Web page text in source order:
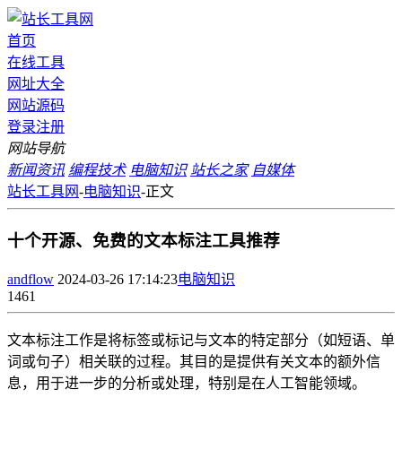
首页
在线工具
网址大全
网站源码
登录注册
网站导航
新闻资讯 编程技术 电脑知识 站长之家 自媒体
站长工具网-电脑知识-正文
十个开源、免费的文本标注工具推荐
andflow 2024-03-26 17:14:23电脑知识
1461
文本标注工作是将标签或标记与文本的特定部分（如短语、单
词或句子）相关联的过程。其目的是提供有关文本的额外信
息，用于进一步的分析或处理，特别是在人工智能领域。